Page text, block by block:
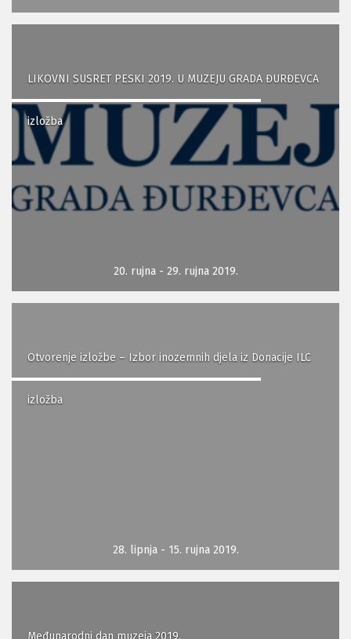
LIKOVNI SUSRET PESKI 2019. U MUZEJU GRADA ĐURĐEVCA
izložba
20. rujna - 29. rujna 2019.
Otvorenje izložbe – Izbor inozemnih djela iz Donacije ILC
izložba
28. lipnja - 15. rujna 2019.
Međunarodni dan muzeja 2019.